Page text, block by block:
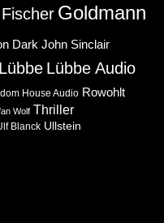
Fischer Goldmann
Dark John Sinclair
Lübbe Lübbe Audio
House Audio Rowohlt
Wolf Thriller
Blanck Ullstein